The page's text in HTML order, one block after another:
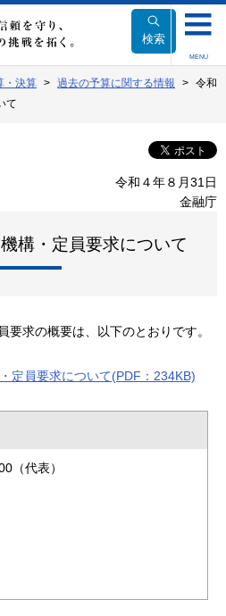
検索
MENU
・決算 過去の予算に関する情報
令和
て
令和４年８月31日
金融庁
構・定員要求について
要求の概要は、以下のとおりです。
定員要求について(PDF：234KB)
代表）